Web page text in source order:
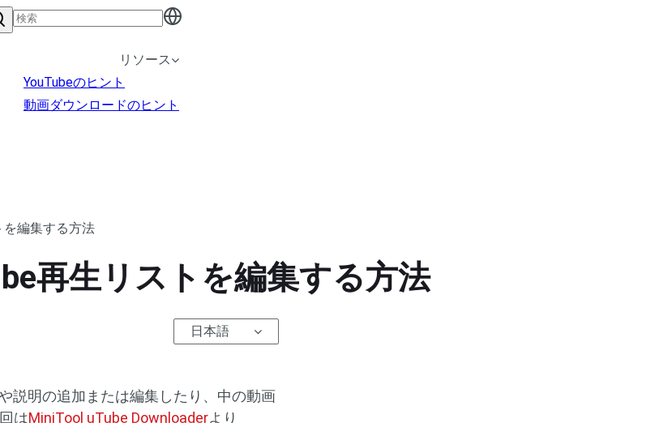
リソース
YouTubeのヒント
動画ダウンロードのヒント
を編集する方法
再生リストを編集する方法
日本語
説明の追加または編集したり、中の動画
はMiniTool uTube Downloaderより